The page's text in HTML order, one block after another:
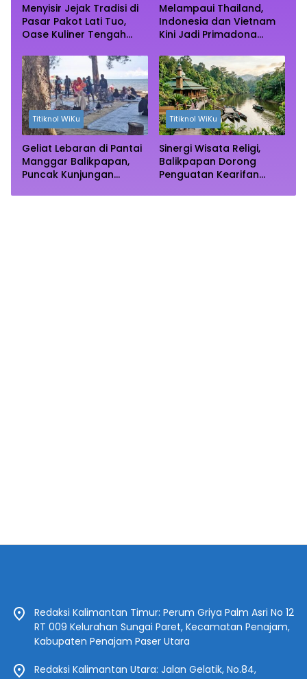
Menyisir Jejak Tradisi di
Pasar Pakot Lati Tuo,
Oase Kuliner Tengah
Melampaui Thailand,
Indonesia dan Vietnam
Kini Jadi Primadona
Titiknol WiKu
Geliat Lebaran di Pantai
Manggar Balikpapan,
Puncak Kunjungan
Titiknol WiKu
Sinergi Wisata Religi,
Balikpapan Dorong
Penguatan Kearifan
Ramadhan
Redaksi Kalimantan Timur: Perum Griya Palm Asri No 12
RT 009 Kelurahan Sungai Paret, Kecamatan Penajam,
Kabupaten Penajam Paser Utara
Redaksi Kalimantan Utara: Jalan Gelatik, No.84,